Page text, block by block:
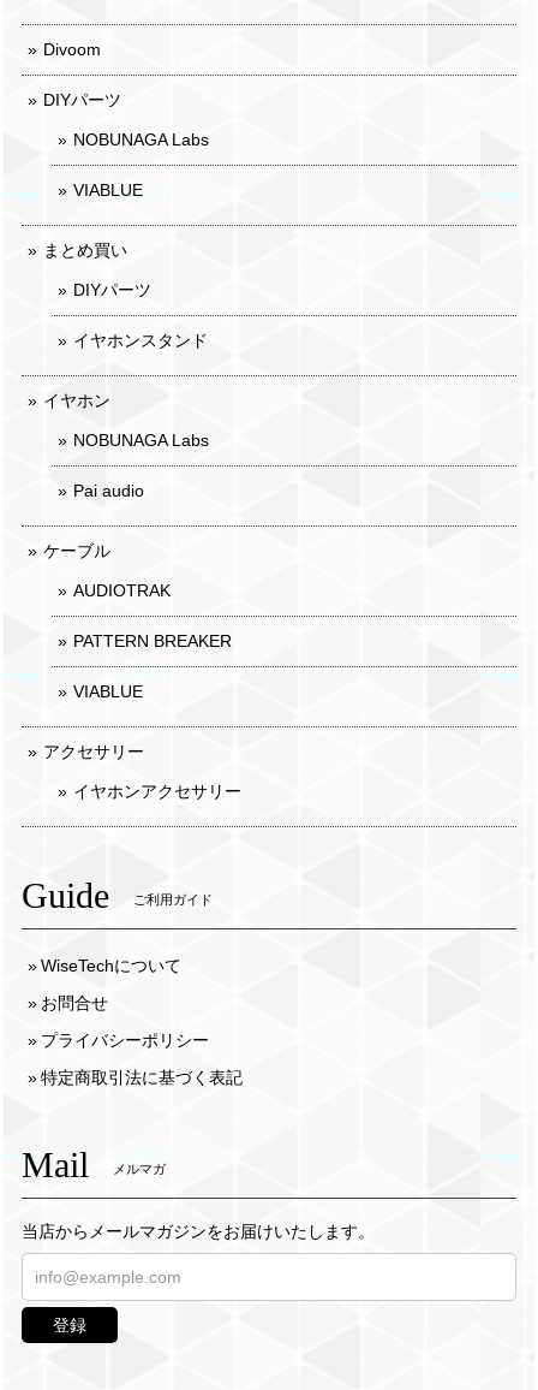
Divoom
DIYパーツ
NOBUNAGA Labs
VIABLUE
まとめ買い
DIYパーツ
イヤホンスタンド
イヤホン
NOBUNAGA Labs
Pai audio
ケーブル
AUDIOTRAK
PATTERN BREAKER
VIABLUE
アクセサリー
イヤホンアクセサリー
Guide ご利用ガイド
WiseTechについて
お問合せ
プライバシーポリシー
特定商取引法に基づく表記
Mail メルマガ
当店からメールマガジンをお届けいたします。
登録